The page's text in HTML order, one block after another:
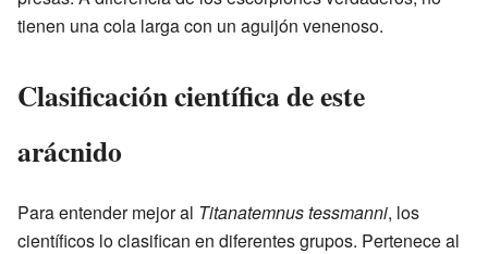
tienen una cola larga con un aguijón venenoso.
Clasificación científica de este
arácnido
Para entender mejor al Titanatemnus tessmanni, los
científicos lo clasifican en diferentes grupos. Pertenece al